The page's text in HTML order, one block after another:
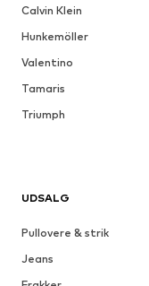
Calvin Klein
Hunkemöller
Valentino
Tamaris
Triumph
UDSALG
Pullovere & strik
Jeans